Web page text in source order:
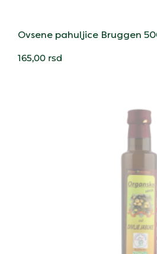
Ovsene pahuljice Bruggen
165,00 rsd